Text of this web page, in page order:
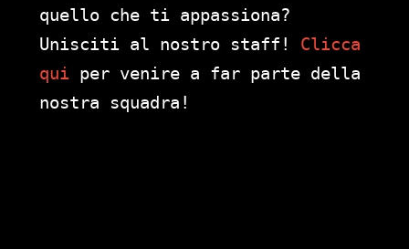
quello che ti appassiona?
Unisciti al nostro staff! Clicca
qui per venire a far parte della
nostra squadra!